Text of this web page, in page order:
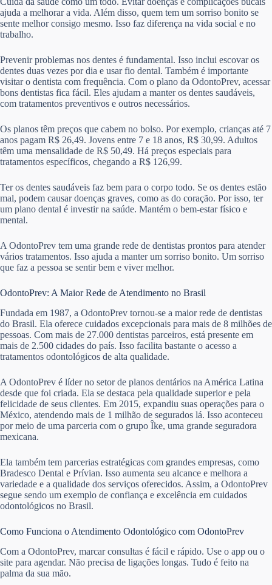
ajuda a melhorar a vida. Além disso, quem tem um sorriso bonito se
sente melhor consigo mesmo. Isso faz diferença na vida social e no
trabalho.
Prevenir problemas nos dentes é fundamental. Isso inclui escovar os
dentes duas vezes por dia e usar fio dental. Também é importante
visitar o dentista com frequência. Com o plano da OdontoPrev, acessar
bons dentistas fica fácil. Eles ajudam a manter os dentes saudáveis,
com tratamentos preventivos e outros necessários.
Os planos têm preços que cabem no bolso. Por exemplo, crianças até 7
anos pagam R$ 26,49. Jovens entre 7 e 18 anos, R$ 30,99. Adultos
têm uma mensalidade de R$ 50,49. Há preços especiais para
tratamentos específicos, chegando a R$ 126,99.
Ter os dentes saudáveis faz bem para o corpo todo. Se os dentes estão
mal, podem causar doenças graves, como as do coração. Por isso, ter
um plano dental é investir na saúde. Mantém o bem-estar físico e
mental.
A OdontoPrev tem uma grande rede de dentistas prontos para atender
vários tratamentos. Isso ajuda a manter um sorriso bonito. Um sorriso
que faz a pessoa se sentir bem e viver melhor.
OdontoPrev: A Maior Rede de Atendimento no Brasil
Fundada em 1987, a OdontoPrev tornou-se a maior rede de dentistas
do Brasil. Ela oferece cuidados excepcionais para mais de 8 milhões de
pessoas. Com mais de 27.000 dentistas parceiros, está presente em
mais de 2.500 cidades do país. Isso facilita bastante o acesso a
tratamentos odontológicos de alta qualidade.
A OdontoPrev é líder no setor de planos dentários na América Latina
desde que foi criada. Ela se destaca pela qualidade superior e pela
felicidade de seus clientes. Em 2015, expandiu suas operações para o
México, atendendo mais de 1 milhão de segurados lá. Isso aconteceu
por meio de uma parceria com o grupo Îke, uma grande seguradora
mexicana.
Ela também tem parcerias estratégicas com grandes empresas, como
Bradesco Dental e Prívian. Isso aumenta seu alcance e melhora a
variedade e a qualidade dos serviços oferecidos. Assim, a OdontoPrev
segue sendo um exemplo de confiança e excelência em cuidados
odontológicos no Brasil.
Como Funciona o Atendimento Odontológico com OdontoPrev
Com a OdontoPrev, marcar consultas é fácil e rápido. Use o app ou o
site para agendar. Não precisa de ligações longas. Tudo é feito na
palma da sua mão.